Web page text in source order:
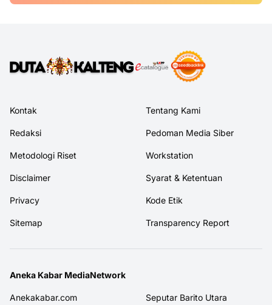
Kontak Tentang Kami
Redaksi Pedoman Media Siber
Metodologi Riset Workstation
Disclaimer Syarat & Ketentuan
Privacy Kode Etik
Sitemap Transparency Report
Aneka Kabar MediaNetwork
Anekakabar.com Seputar Barito Utara